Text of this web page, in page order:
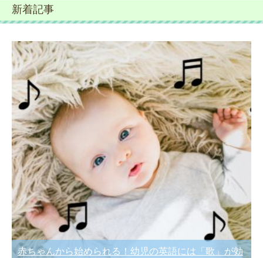
新着記事
赤ちゃんから始められる！幼児の英語には「歌」が効